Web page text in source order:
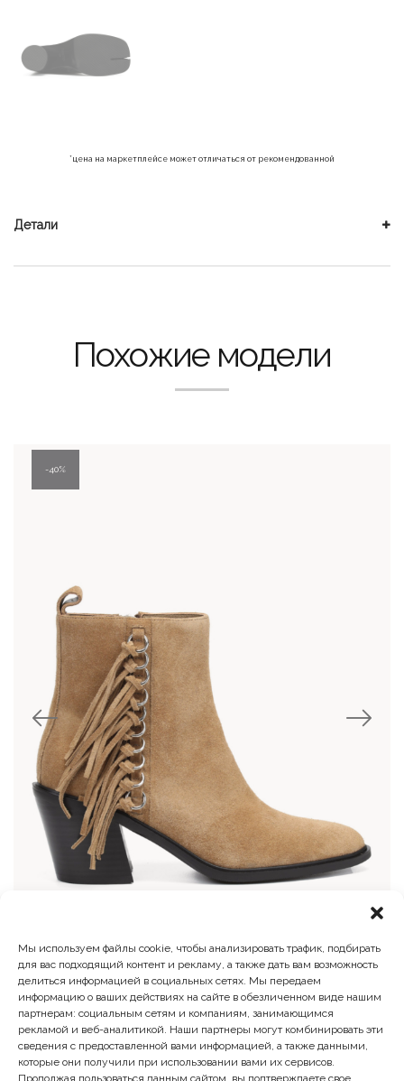
Мы используем файлы cookie, чтобы анализировать трафик, подбирать
для вас подходящий контент и рекламу, а также дать вам возможность
делиться информацией в социальных сетях. Мы передаем
информацию о ваших действиях на сайте в обезличенном виде нашим
партнерам: социальным сетям и компаниям, занимающимся
рекламой и веб-аналитикой. Наши партнеры могут комбинировать эти
сведения с предоставленной вами информацией, а также данными,
которые они получили при использовании вами их сервисов.
Продолжая пользоваться данным сайтом, вы подтверждаете свое
*цена на маркетплейсе может отличаться от рекомендованной
Детали
Похожие модели
40%
22 900₽ Первоначальная
цена
составляла
22
900 ₽.
13 740 ₽Текущая
цена:
13
740 ₽.